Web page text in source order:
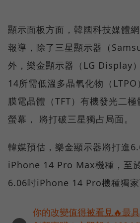
顯示面板方面，韓國科技媒體
報導，除了三星顯示器（
外，樂金顯示器（LG Display
14所需低溫多晶氧化物（
膜電晶體（TFT）有機發光二
螢幕， 將打破三星獨占局面。
韓媒預估，樂金顯示器將打進
iPhone 14 Pro Max機種，至
6.06吋iPhone 14 Pro機種獨家
你的改變值得被看見🔥最